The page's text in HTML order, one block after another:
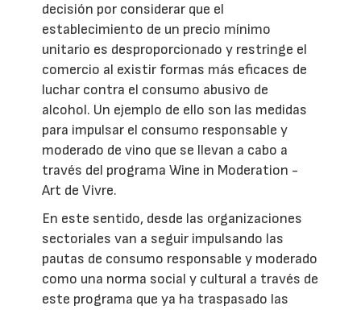
decisión por considerar que el
establecimiento de un precio mínimo
unitario es desproporcionado y restringe el
comercio al existir formas más eficaces de
luchar contra el consumo abusivo de
alcohol. Un ejemplo de ello son las medidas
para impulsar el consumo responsable y
moderado de vino que se llevan a cabo a
través del programa Wine in Moderation -
Art de Vivre.
En este sentido, desde las organizaciones
sectoriales van a seguir impulsando las
pautas de consumo responsable y moderado
como una norma social y cultural a través de
este programa que ya ha traspasado las